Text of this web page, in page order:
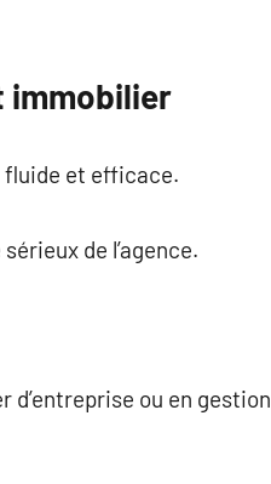
immobilier
fluide et efficace.
de l’agence.
ou en gestion